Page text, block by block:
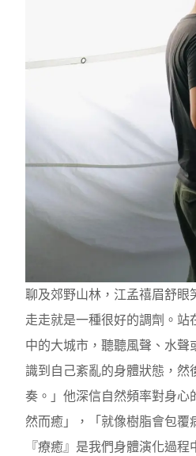
聊及郊野山林，江孟禧眉舒眼
走走就是一種很好的調劑。站
中的大城市，聽聽風聲、水聲
識到自己紊亂的身體狀態，然
奏。」他深信自然頻率對身心
然而癒」，「就像樹脂會包覆
『療癒』是我們身體演化過